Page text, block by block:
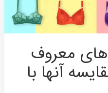
معروف
آنها با